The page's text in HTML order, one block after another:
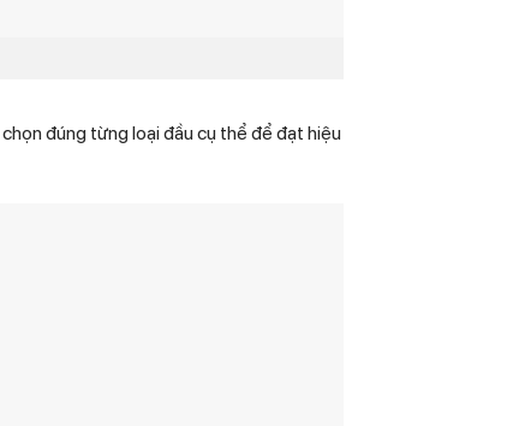
đúng từng loại đầu cụ thể để đạt hiệu